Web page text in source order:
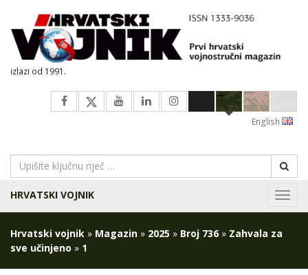
izlazi od 1991.
English
HRVATSKI VOJNIK
Hrvatski vojnik » Magazin » 2025 » Broj 736 » Zahvala za
sve učinjeno » 1